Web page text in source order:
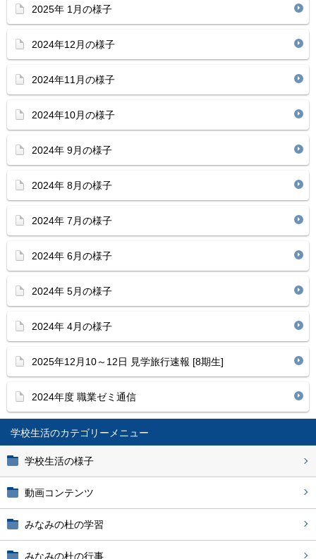
学校生活
学校生活の様子
動画コンテンツ
みなみの杜の学習
みなみの杜の行事
2025年 1月の様子
2024年12月の様子
2024年11月の様子
2024年10月の様子
2024年 9月の様子
2024年 8月の様子
2024年 7月の様子
2024年 6月の様子
2024年 5月の様子
2024年 4月の様子
2025年12月10～12日 見学旅行速報 [8期生]
2024年度 職業ゼミ通信